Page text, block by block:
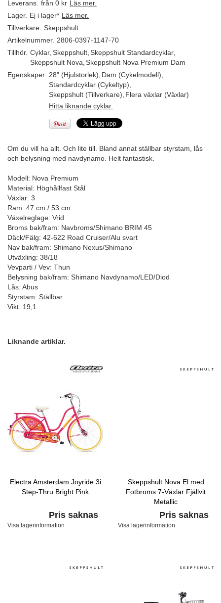
Leverans. från 0 kr Läs mer.
Lager. Ej i lager* Läs mer.
Tillverkare. Skeppshult
Artikelnummer. 2806-0397-1147-70
Tillhör. Cyklar Skeppshult Skeppshult Standardcyklar
Skeppshult Nova Skeppshult Nova Premium Dam
Egenskaper. 28" (Hjulstorlek) Dam (Cykelmodell)
Standardcyklar (Cykeltyp)
Skeppshult (Tillverkare) Flera växlar (Växlar)
Hitta liknande cyklar.
Om du vill ha allt. Och lite till. Bland annat ställbar styrstam, lås
och belysning med navdynamo. Helt fantastisk.
Modell: Nova Premium
Material: Höghållfast Stål
Växlar: 3
Ram: 47 cm / 53 cm
Växelreglage: Vrid
Broms bak/fram: Navbroms/Shimano BRIM 45
Däck/Fälg: 42-622 Road Cruiser/Alu svart
Nav bak/fram: Shimano Nexus/Shimano
Utväxling: 38/18
Vevparti / Vev: Thun
Belysning bak/fram: Shimano Navdynamo/LED/Diod
Lås: Abus
Styrstam: Ställbar
Vikt: 19,1
Liknande artiklar.
Electra Amsterdam Joyride 3i
Step-Thru Bright Pink
Pris saknas
Visa lagerinformation
Skeppshult Nova El med
Fotbroms 7-Växlar Fjällvit
Metallic
Pris saknas
Visa lagerinformation